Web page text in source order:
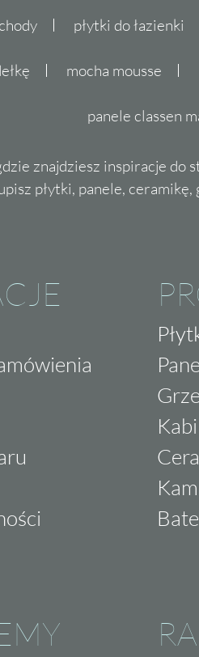
płytki do łazienki
mocha mousse
panele classen
znajdziesz inspiracje do
płytki, panele,